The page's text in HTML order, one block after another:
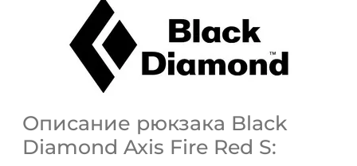
Описание рюкзака Black
Diamond Axis Fire Red S: